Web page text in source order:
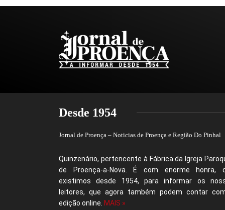
Desde 1954
Jornal de Proença – Noticias de Proença e Região Do Pinhal
Quinzenário, pertencente à Fábrica da Igreja
de Proença-a-Nova. É com enorme honra,
existimos desde 1954, para informar os
leitores, que agora também podem contar
edição online. MAIS »